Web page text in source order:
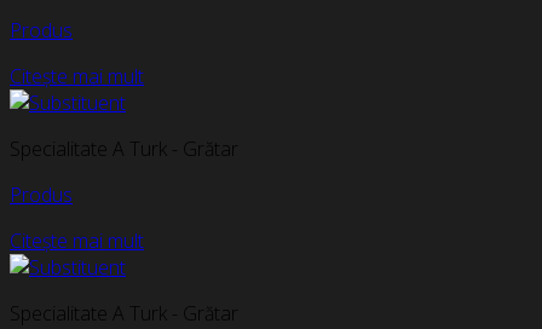
Produs
Citește mai mult
Specialitate A Turk - Grătar
Produs
Citește mai mult
Specialitate A Turk - Grătar